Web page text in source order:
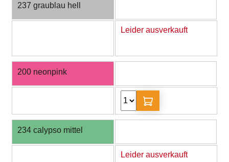
237 graublau hell
Leider ausverkauft
200 neonpink
234 calypso mittel
Leider ausverkauft